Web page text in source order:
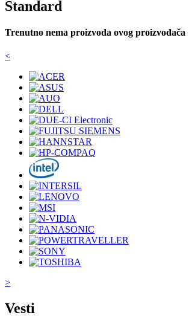
Standard
Trenutno nema proizvoda ovog proizvođača
<
>
Vesti